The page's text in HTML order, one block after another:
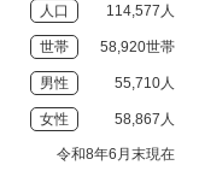
人口 114,577人
世帯 58,920世帯
男性 55,710人
女性 58,867人
令和8年6月末現在